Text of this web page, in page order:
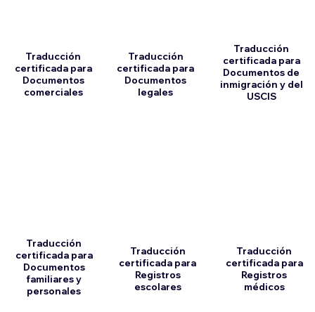
Traducción
certificada para
Documentos
comerciales
Traducción
certificada para
Documentos
familiares y
personales
Traducción
certificada para
Documentos
legales
Traducción
certificada para
Registros
escolares
Traducción
certificada para
Documentos de
inmigración y del
USCIS
Traducción
certificada para
Registros
médicos